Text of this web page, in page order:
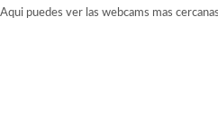
Aqui puedes ver las webcams mas